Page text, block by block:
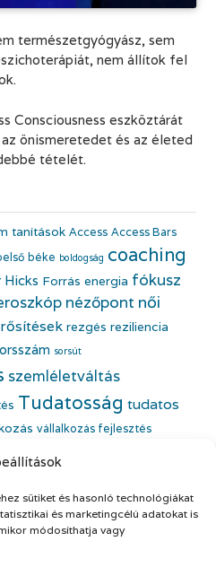
sütiket és hasonló technológiákat
és marketingcélú adatokat is
módosíthatja vagy
természetgyógyász, sem
nem állítok fel
Consciousness eszköztárát
önismeretedet és az életed
tételét.
tanítások Access Access Bars
béke boldogság coaching
Hicks Forrás energia fókusz
nézőpont női
rezgés reziliencia
sorsút
szemléletváltás
Tudatosság tudatos
vállalkozás fejlesztés
önértékelés